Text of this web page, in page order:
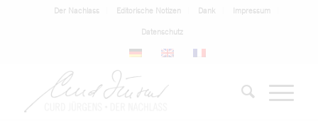
Der Nachlass Editorische Notizen Dank Impressum
Datenschutz